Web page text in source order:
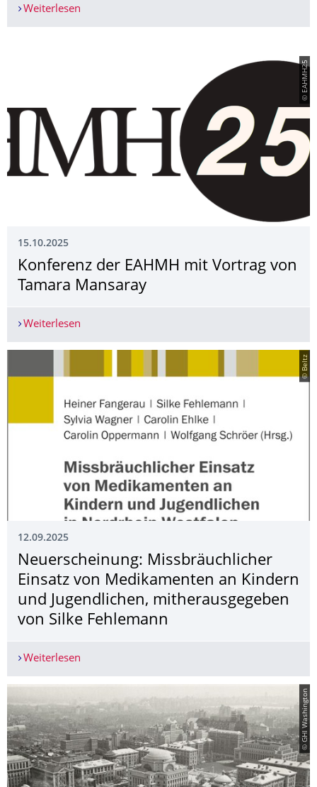
Weiterlesen
© EAHMH25
15.10.2025
Konferenz der EAHMH mit Vortrag von
Tamara Mansaray
Weiterlesen
© Beltz
12.09.2025
Neuerscheinung: Missbräuchlicher
Einsatz von Medikamenten an Kindern
und Jugendlichen, mitherausgegeben
von Silke Fehlemann
Weiterlesen
© GHI Washington